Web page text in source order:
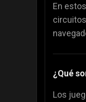
🍕
En
¿Qué
Los